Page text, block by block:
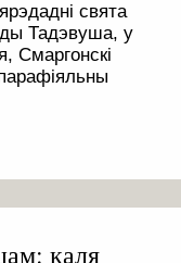
свята
Тадэвуша, у
Смаргонскі
каля